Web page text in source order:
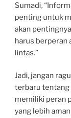
Sumadi,
penting untuk
akan
harus berperan
lintas.”
Jadi, jangan
terbaru tentang
memiliki peran
yang lebih